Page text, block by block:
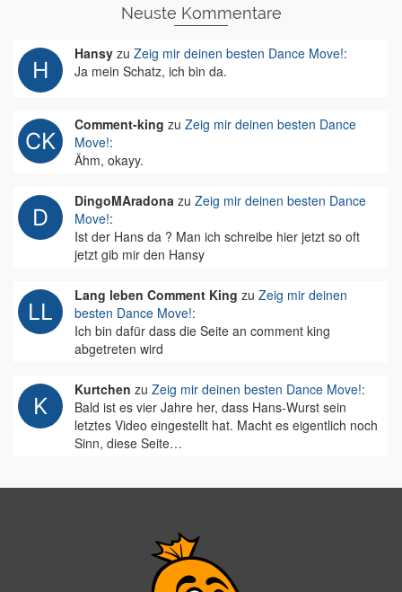
Neuste Kommentare
Hansy zu Zeig mir deinen besten Dance Move!:
Ja mein Schatz, ich bin da.
Comment-king zu Zeig mir deinen besten Dance
Move!:
Ähm, okayy.
DingoMAradona zu Zeig mir deinen besten Dance
Move!:
Ist der Hans da ? Man ich schreibe hier jetzt so oft
jetzt gib mir den Hansy
Lang leben Comment King zu Zeig mir deinen
besten Dance Move!:
Ich bin dafür dass die Seite an comment king
abgetreten wird
Kurtchen zu Zeig mir deinen besten Dance Move!:
Bald ist es vier Jahre her, dass Hans-Wurst sein
letztes Video eingestellt hat. Macht es eigentlich noch
Sinn, diese Seite…